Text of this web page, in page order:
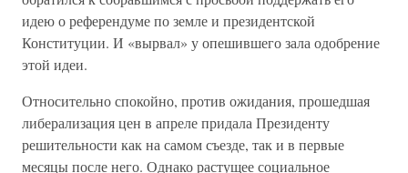
идею о референдуме по земле и президентской
Конституции. И «вырвал» у опешившего зала одобрение
этой идеи.
Относительно спокойно, против ожидания, прошедшая
либерализация цен в апреле придала Президенту
решительности как на самом съезде, так и в первые
месяцы после него. Однако растущее социальное